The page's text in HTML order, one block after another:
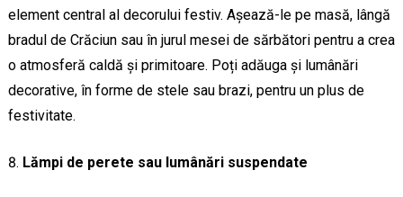
element central al decorului festiv. Așează-le pe masă, lângă
bradul de Crăciun sau în jurul mesei de sărbători pentru a crea
o atmosferă caldă și primitoare. Poți adăuga și lumânări
decorative, în forme de stele sau brazi, pentru un plus de
festivitate.
Lămpi de perete sau lumânări suspendate